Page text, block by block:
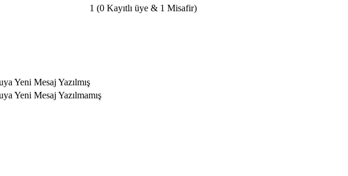
1 (0 Kayıtlı üye & 1 Misafir)
Yeni Mesaj Yazılmış
Yeni Mesaj Yazılmamış